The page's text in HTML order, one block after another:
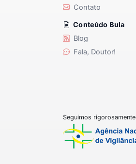
Contato
Conteúdo Bula
Blog
Fala, Doutor!
Seguimos